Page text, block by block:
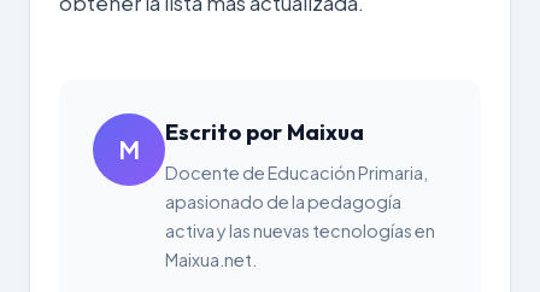
M
Escrito por Maixua
Docente de Educación Primaria,
apasionado de la pedagogía
activa y las nuevas tecnologías en
Maixua.net.